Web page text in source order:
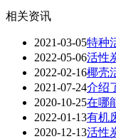
相关资讯
2021-03-05特种
2022-05-06活性
2022-02-16椰壳
2021-07-24介绍
2020-10-25在哪
2022-01-13有机
2020-12-13活性